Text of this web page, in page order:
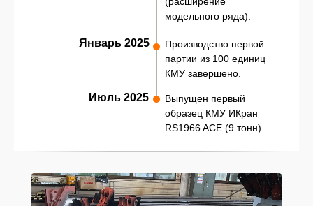
модельного ряда).
Июль 2025
Январь 2025
Выпущен первый
образец КМУ ИКран
RS1966 ACE (9 тонн)
Производство первой
партии из 100 единиц
КМУ завершено.